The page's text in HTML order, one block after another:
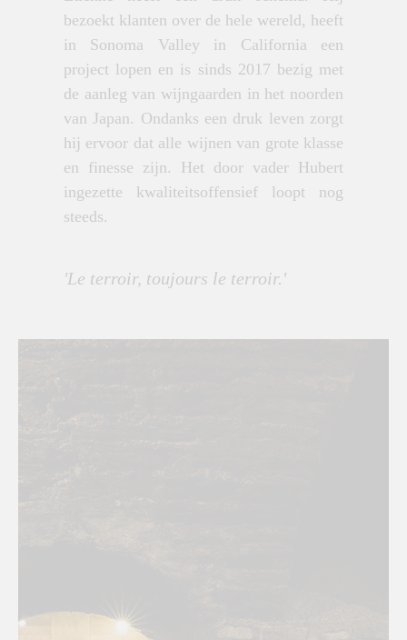
bezoekt klanten over de hele wereld, heeft
in Sonoma Valley in California een
project lopen en is sinds 2017 bezig met
de aanleg van wijngaarden in het noorden
van Japan. Ondanks een druk leven zorgt
hij ervoor dat alle wijnen van grote klasse
en finesse zijn. Het door vader Hubert
ingezette kwaliteitsoffensief loopt nog
steeds.
'Le terroir, toujours le terroir.'